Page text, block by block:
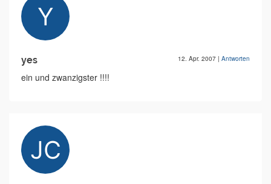
yes 12. Apr. 2007 | Antworten
ein und zwanzigster !!!!